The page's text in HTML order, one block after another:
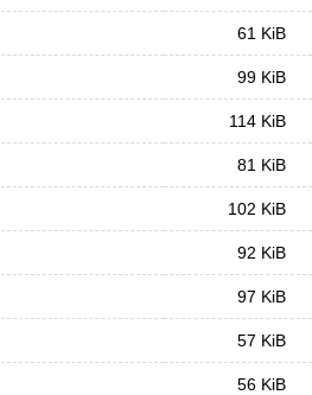
61 KiB
99 KiB
114 KiB
81 KiB
102 KiB
92 KiB
97 KiB
57 KiB
56 KiB